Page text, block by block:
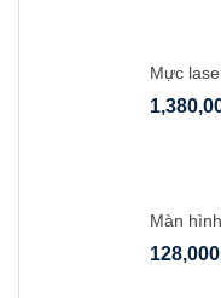
Mực
Màn